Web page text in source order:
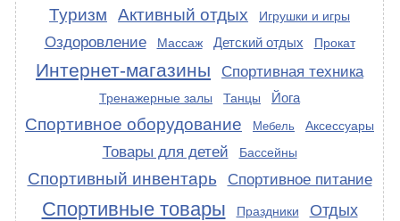
Туризм
Активный отдых Игрушки и игры
Оздоровление Массаж Детский отдых Прокат
Интернет-магазины Спортивная техника
Тренажерные залы Танцы Йога
Спортивное оборудование Мебель Аксессуары
Товары для детей Бассейны
Спортивный инвентарь Спортивное питание
Спортивные товары Праздники Отдых